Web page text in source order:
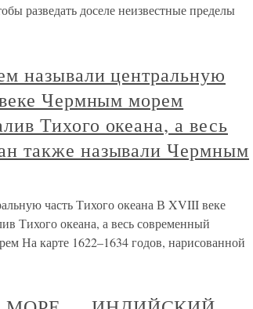
разведать доселе неизвестные пределы
называли центральную
Чермным морем
Тихого океана, а весь
также называли Чермным
часть Тихого океана В XVIII веке
Тихого океана, а весь современный
На карте 1622–1634 годов, нарисованной